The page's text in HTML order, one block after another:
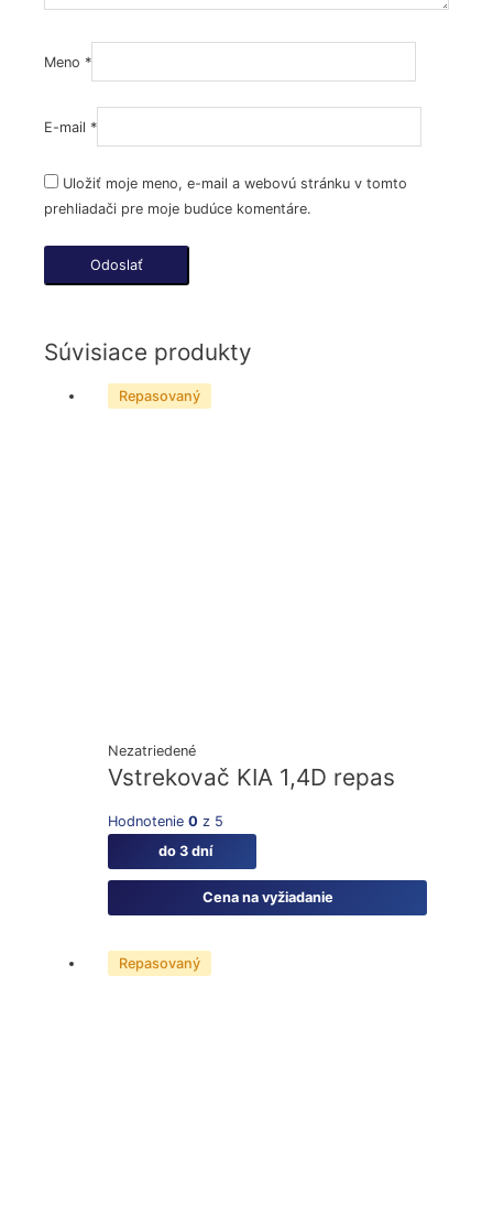
Meno *
E-mail *
Uložiť moje meno, e-mail a webovú stránku v tomto
prehliadači pre moje budúce komentáre.
Súvisiace produkty
Repasovaný
Nezatriedené
Vstrekovač KIA 1,4D repas
Hodnotenie0 z 5
do 3 dní
Cena na vyžiadanie
Repasovaný